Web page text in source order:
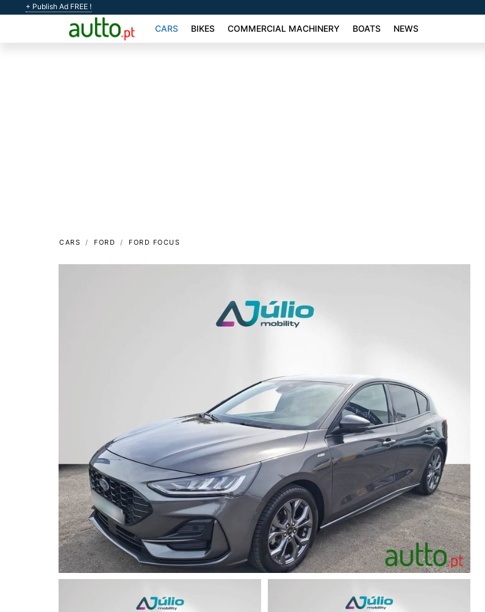
+ Publish Ad FREE !
CARS BIKES COMMERCIAL MACHINERY BOATS NEWS
CARS FORD FORD FOCUS